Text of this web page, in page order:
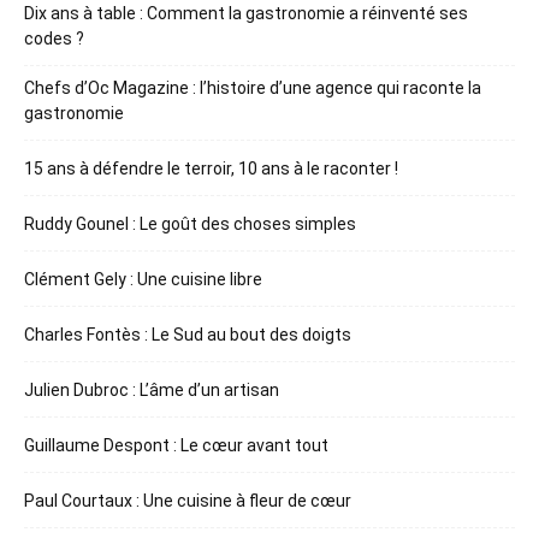
Dix ans à table : Comment la gastronomie a réinventé ses
codes ?
Chefs d’Oc Magazine : l’histoire d’une agence qui raconte la
gastronomie
15 ans à défendre le terroir, 10 ans à le raconter !
Ruddy Gounel : Le goût des choses simples
Clément Gely : Une cuisine libre
Charles Fontès : Le Sud au bout des doigts
Julien Dubroc : L’âme d’un artisan
Guillaume Despont : Le cœur avant tout
Paul Courtaux : Une cuisine à fleur de cœur